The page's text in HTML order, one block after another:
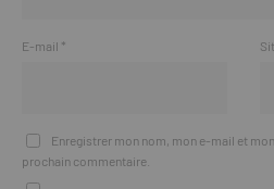
E-mail *
Enregistrer mon nom, mon e-mail et
prochain commentaire.